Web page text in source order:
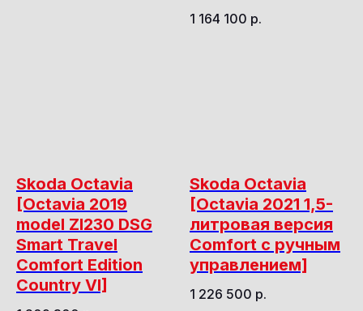
1 164 100 р.
Skoda Octavia
[Octavia 2019
model ZI230 DSG
Smart Travel
Comfort Edition
Country VI]
Skoda Octavia
[Octavia 2021 1,5-
литровая версия
Comfort с ручным
управлением]
1 226 500 р.